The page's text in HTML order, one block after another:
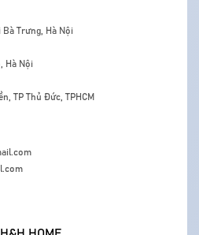
Bà Trưng, Hà Nội
Hà Nội
TP Thủ Đức, TPHCM